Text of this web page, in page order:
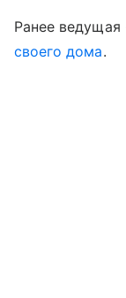
Ранее
своего дома.